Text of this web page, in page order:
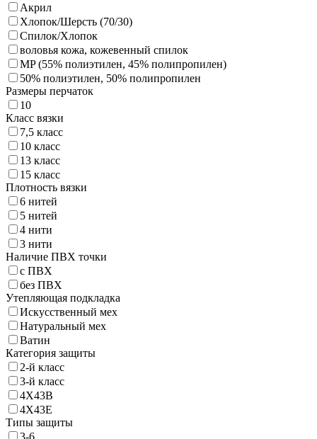
Акрил
Хлопок/Шерсть (70/30)
Спилок/Хлопок
воловья кожа, кожевенный спилок
MP (55% полиэтилен, 45% полипропилен)
50% полиэтилен, 50% полипропилен
Размеры перчаток
10
Класс вязки
7,5 класс
10 класс
13 класс
15 класс
Плотность вязки
6 нитей
5 нитей
4 нити
3 нити
Наличие ПВХ точки
с ПВХ
без ПВХ
Утепляющая подкладка
Искусственный мех
Натуральный мех
Ватин
Категория защиты
2-й класс
3-й класс
4X43B
4X43Е
Типы защиты
3-6